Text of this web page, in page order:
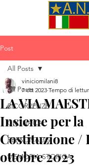
Post
All Posts
RICORRENZE
CRONACA
PERSONAGGI
MEMORIA STORICA
All Posts
LA VIA
Insieme per la
Costituzione /
ottobre 2023
viniciomilani8
7 ott 2023 Tempo di